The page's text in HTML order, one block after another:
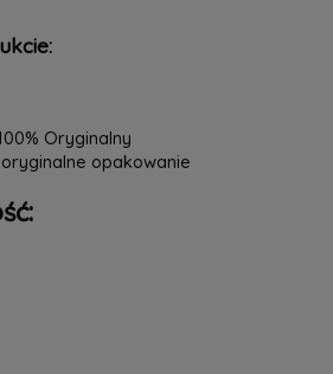
Oryginalny
opakowanie